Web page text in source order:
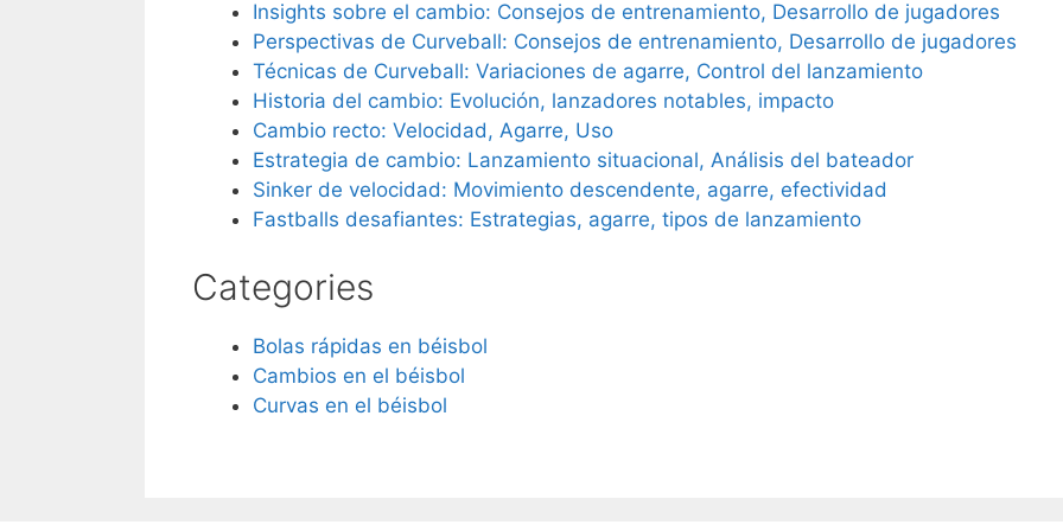
Insights sobre el cambio: Consejos de entrenamiento, Desarrollo de jugadores
Perspectivas de Curveball: Consejos de entrenamiento, Desarrollo de jugadores
Técnicas de Curveball: Variaciones de agarre, Control del lanzamiento
Historia del cambio: Evolución, lanzadores notables, impacto
Cambio recto: Velocidad, Agarre, Uso
Estrategia de cambio: Lanzamiento situacional, Análisis del bateador
Sinker de velocidad: Movimiento descendente, agarre, efectividad
Fastballs desafiantes: Estrategias, agarre, tipos de lanzamiento
Categories
Bolas rápidas en béisbol
Cambios en el béisbol
Curvas en el béisbol